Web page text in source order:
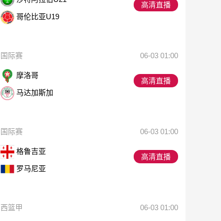
哥伦比亚U19
高清直播
国际赛 06-03 01:00
摩洛哥
马达加斯加
高清直播
国际赛 06-03 01:00
格鲁吉亚
罗马尼亚
高清直播
西篮甲 06-03 01:00